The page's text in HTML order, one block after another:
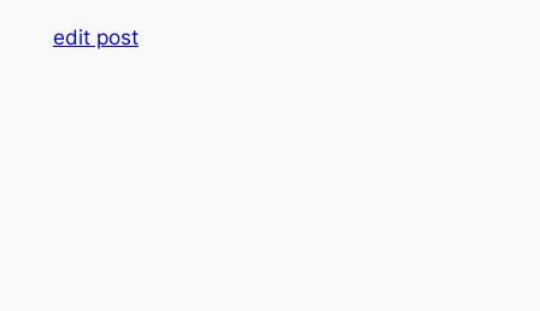
edit post